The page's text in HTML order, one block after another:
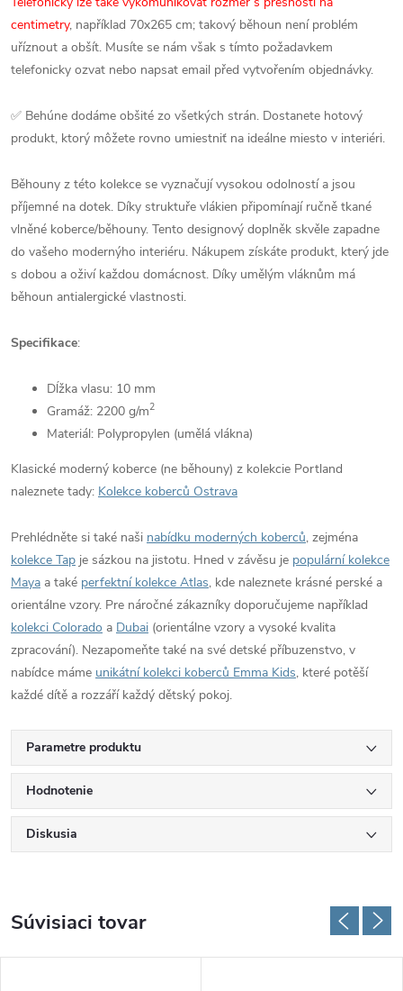
centimetry, například 70x265 cm; takový běhoun není problém
uříznout a obšít. Musíte se nám však s tímto požadavkem
telefonicky ozvat nebo napsat email před vytvořením objednávky.
✅ Behúne dodáme obšité zo všetkých strán. Dostanete hotový
produkt, ktorý môžete rovno umiestniť na ideálne miesto v interiéri.
Běhouny z této kolekce se vyznačují vysokou odolností a jsou
příjemné na dotek. Díky struktuře vlákien připomínají ručně tkané
vlněné koberce/běhouny. Tento designový doplněk skvěle zapadne
do vašeho modernýho interiéru. Nákupem získáte produkt, který jde
s dobou a oživí každou domácnost. Díky umělým vláknům má
běhoun antialergické vlastnosti.
Specifikace:
Dĺžka vlasu: 10 mm
Gramáž: 2200 g/m2
Materiál: Polypropylen (umělá vlákna)
Klasické moderný koberce (ne běhouny) z kolekcie Portland
naleznete tady: Kolekce koberců Ostrava
Prehlédněte si také naši nabídku moderných koberců, zejména
kolekce Tap je sázkou na jistotu. Hned v závěsu je populární kolekce
Maya a také perfektní kolekce Atlas, kde naleznete krásné perské a
orientálne vzory. Pre náročné zákazníky doporučujeme například
kolekci Colorado a Dubai (orientálne vzory a vysoké kvalita
zpracování). Nezapomeňte také na své detské příbuzenstvo, v
nabídce máme unikátní kolekci koberců Emma Kids, které potěší
každé dítě a rozzáří každý dětský pokoj.
Parametre produktu
Hodnotenie
Diskusia
Súvisiaci tovar